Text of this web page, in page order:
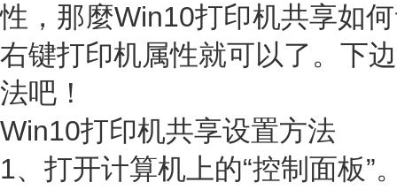
性，那麼Win10打印机共享如
右键打印机属性就可以了。下
法吧！
Win10打印机共享设置方法
1、打开计算机上的“控制面板”